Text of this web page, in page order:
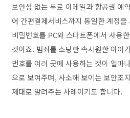
보안성 없는 무료 이메일과 항공권 예
어 간편결제서비스까지 동일한 계정
비밀번호를 PC와 스마트폰에서 사용
것이죠. 범죄를 소탕한 속시원한 이야
번호를 여러 곳에 사용하는 것이 얼마
으로 보여주며, 사소해 보이는 보안조
제대로 알려주는 사례이기도 합니다.